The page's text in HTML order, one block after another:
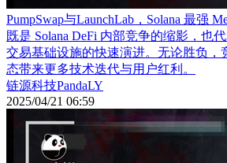
PumpSwap与LaunchLab，Solana 最强
既是 Solana DeFi 内部竞争的缩影，也
交易基础设施的快速演进。无论胜负，
态带来更多技术迭代与用户红利。
链源科技PandaLY
2025/04/21 06:59